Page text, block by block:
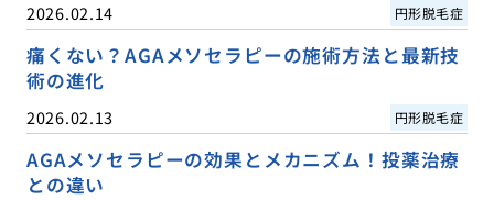
2026.02.14 円形脱毛症
痛くない？AGAメソセラピーの施術方法と最新技
術の進化
2026.02.13 円形脱毛症
AGAメソセラピーの効果とメカニズム！投薬治療
との違い